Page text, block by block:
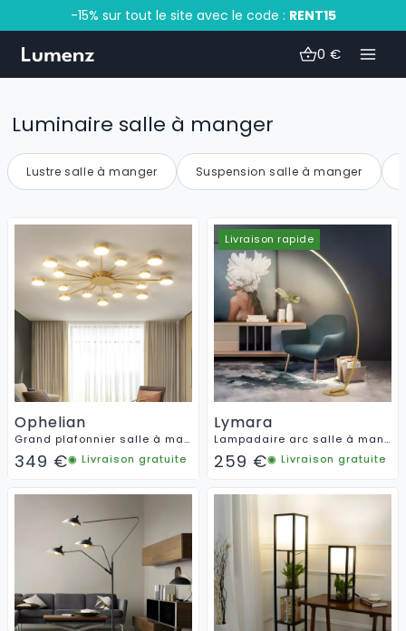
-15% sur tout le site avec le code : RENT15
contenu
0€
Luminaire salle à manger
Lustre salle à manger Suspension salle à manger
Ophelian
Grand plafonnier salle à manger
349 €◉ Livraison gratuite
Livraison rapide
Lymara
Lampadaire arc salle à manger
259 €◉ Livraison gratuite